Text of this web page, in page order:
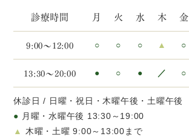
診療時間 月 火 水 木 金
9:00～12:00 ○ ○ ○ ▲ ○
13:30～20:00 ● ○ ● ／ ○
休診日 / 日曜・祝日・木曜午後・土曜午後
● 月曜・水曜午後 13:30～19:00
▲
木曜・土曜 9:00～13:00まで